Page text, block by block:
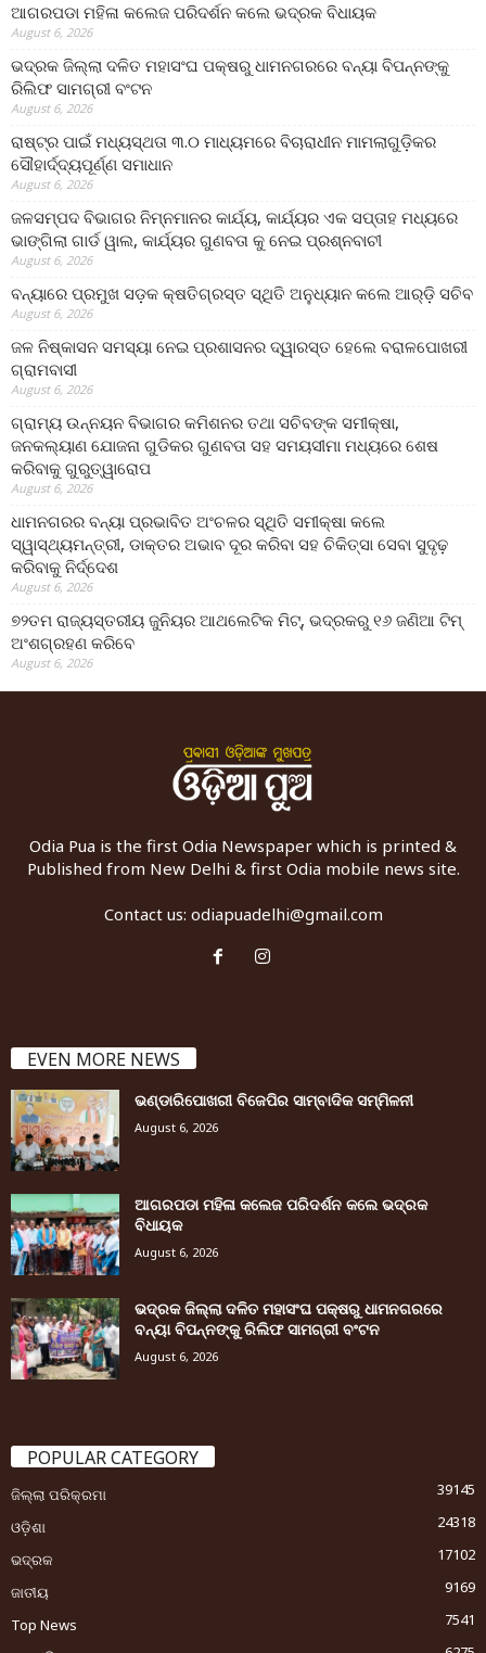
ଆଗରପଡା ମହିଳା କଲେଜ ପରିଦର୍ଶନ କଲେ ଭଦ୍ରକ ବିଧାୟକ
August 6, 2026
ଭଦ୍ରକ ଜିଲ୍ଲା ଦଳିତ ମହାସଂଘ ପକ୍ଷରୁ ଧାମନଗରରେ ବନ୍ୟା ବିପନ୍ନଙ୍କୁ
ରିଲିଫ ସାମଗ୍ରୀ ବଂଟନ
August 6, 2026
ରାଷ୍ଟ୍ର ପାଇଁ ମଧ୍ୟସ୍ଥତା ୩.୦ ମାଧ୍ୟମରେ ବିଚାରାଧୀନ ମାମଲାଗୁଡ଼ିକର
ସୌହାର୍ଦ୍ଦ୍ୟପୂର୍ଣ୍ଣ ସମାଧାନ
August 6, 2026
ଜଳସମ୍ପଦ ବିଭାଗର ନିମ୍ନମାନର କାର୍ଯ୍ୟ, କାର୍ଯ୍ୟର ଏକ ସପ୍ତାହ ମଧ୍ୟରେ
ଭାଙ୍ଗିଲା ଗାର୍ଡ ୱାଲ, କାର୍ଯ୍ୟର ଗୁଣବତା କୁ ନେଇ ପ୍ରଶ୍ନବାଚୀ
August 6, 2026
ବନ୍ୟାରେ ପ୍ରମୁଖ ସଡ଼କ କ୍ଷତିଗ୍ରସ୍ତ ସ୍ଥିତି ଅନୁଧ୍ୟାନ କଲେ ଆର୍‌ଡ଼ି ସଚିବ
August 6, 2026
ଜଳ ନିଷ୍କାସନ ସମସ୍ୟା ନେଇ ପ୍ରଶାସନର ଦ୍ୱାରସ୍ତ ହେଲେ ବରାଳପୋଖରୀ
ଗ୍ରାମବାସୀ
August 6, 2026
ଗ୍ରାମ୍ୟ ଉନ୍ନୟନ ବିଭାଗର କମିଶନର ତଥା ସଚିବଙ୍କ ସମୀକ୍ଷା,
ଜନକଲ୍ୟାଣ ଯୋଜନା ଗୁଡିକର ଗୁଣବତା ସହ ସମୟସୀମା ମଧ୍ୟରେ ଶେଷ
କରିବାକୁ ଗୁରୁତ୍ୱାରୋପ
August 6, 2026
ଧାମନଗରର ବନ୍ୟା ପ୍ରଭାବିତ ଅଂଚଳର ସ୍ଥିତି ସମୀକ୍ଷା କଲେ
ସ୍ୱାସ୍ଥ୍ୟମନ୍ତ୍ରୀ, ଡାକ୍ତର ଅଭାବ ଦୂର କରିବା ସହ ଚିକିତ୍ସା ସେବା ସୁଦୃଢ଼
କରିବାକୁ ନିର୍ଦ୍ଦେଶ
August 6, 2026
୭୨ତମ ରାଜ୍ୟସ୍ତରୀୟ ଜୁନିୟର ଆଥଲେଟିକ ମିଟ୍‌, ଭଦ୍ରକରୁ ୧୬ ଜଣିଆ ଟିମ୍
ଅଂଶଗ୍ରହଣ କରିବେ
August 6, 2026
Odia Pua is the first Odia Newspaper which is printed &
Published from New Delhi & first Odia mobile news site.
Contact us: odiapuadelhi@gmail.com
EVEN MORE NEWS
ଭଣ୍ଡାରିପୋଖରୀ ବିଜେପିର ସାମ୍ବାଦିକ ସମ୍ମିଳନୀ
August 6, 2026
ଆଗରପଡା ମହିଳା କଲେଜ ପରିଦର୍ଶନ କଲେ ଭଦ୍ରକ
ବିଧାୟକ
August 6, 2026
ଭଦ୍ରକ ଜିଲ୍ଲା ଦଳିତ ମହାସଂଘ ପକ୍ଷରୁ ଧାମନଗରରେ
ବନ୍ୟା ବିପନ୍ନଙ୍କୁ ରିଲିଫ ସାମଗ୍ରୀ ବଂଟନ
August 6, 2026
POPULAR CATEGORY
ଜିଲ୍ଲା ପରିକ୍ରମା
39145
ଓଡ଼ିଶା
24318
ଭଦ୍ରକ
17102
ଜାତୀୟ
9169
Top News
7541